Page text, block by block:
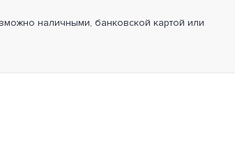
наличными, банковской картой или